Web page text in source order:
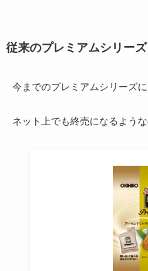
従来のプレミアムシリー
今までのプレミアムシリーズに
ネット上でも終売になるよう